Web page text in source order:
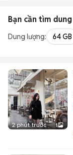
Bạn cần tìm
Dung lượng: 64 GB
2 phút trước 1